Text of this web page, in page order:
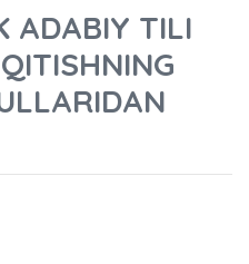
ADABIY TILI